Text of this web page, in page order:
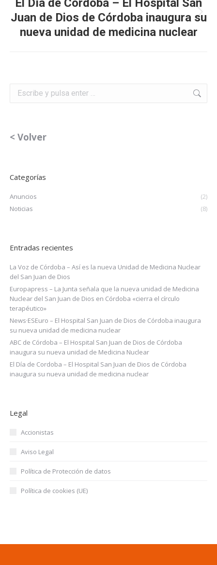
Publicación
siguiente:
El Día de Cordoba – El Hospital San
Juan de Dios de Córdoba inaugura su
nueva unidad de medicina nuclear
Buscar:
< Volver
Categorías
Anuncios
(2)
Noticias
(8)
Entradas recientes
La Voz de Córdoba – Así es la nueva Unidad de Medicina Nuclear
del San Juan de Dios
Europapress – La Junta señala que la nueva unidad de Medicina
Nuclear del San Juan de Dios en Córdoba «cierra el círculo
terapéutico»
News·ESEuro – El Hospital San Juan de Dios de Córdoba inaugura
su nueva unidad de medicina nuclear
ABC de Córdoba – El Hospital San Juan de Dios de Córdoba
inaugura su nueva unidad de Medicina Nuclear
El Día de Cordoba – El Hospital San Juan de Dios de Córdoba
inaugura su nueva unidad de medicina nuclear
Legal
Accionistas
Aviso Legal
Política de Protección de datos
Política de cookies (UE)